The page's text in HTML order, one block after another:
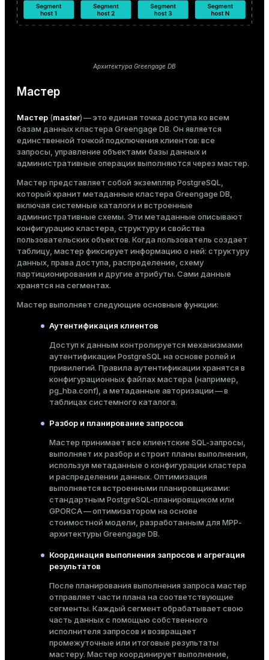
Отказоустойчивость
Сбой выводит из строя отдельные узлы
на всю систему
Стоимость оборудования
стоимость кластера растет линейно с
количеством узлов
Для масштабирования требуется дорогое
оборудование
Архитектура Greengage DB
Мастер
Мастер (master) — это единая точка доступа ко всем
базам данных кластера Greengage DB. Он является
единственной точкой подключения клиентов: все
запросы, управление объектами базы данных и
административные операции выполняются через мастер.
Мастер представляет собой экземпляр PostgreSQL,
который хранит метаданные кластера Greengage DB,
включая системные каталоги и встроенные
административные схемы. Эти метаданные описывают
конфигурацию кластера, структуру и свойства
пользовательских объектов. Когда пользователь создает
таблицу, мастер фиксирует информацию о ней: структуру
данных, права доступа, распределение, схему
партиционирования и другие атрибуты. Сами данные
хранятся на сегментах.
Мастер выполняет следующие основные функции:
Аутентификация клиентов
Доступ к данным контролируется механизмами
аутентификации PostgreSQL на основе ролей и
привилегий. Правила аутентификации хранятся в
конфигурационных файлах мастера (например,
pg_hba.conf), а метаданные авторизации — в
таблицах системного каталога.
Разбор и планирование запросов
Мастер принимает все клиентские SQL-запросы,
выполняет их разбор и строит планы выполнения,
используя метаданные о конфигурации кластера
и распределении данных. Оптимизация
выполняется встроенными планировщиками:
стандартным PostgreSQL-планировщиком или
GPORCA — оптимизатором на основе
стоимостной модели, разработанным для MPP-
архитектуры Greengage DB.
Координация выполнения запросов и агрегация
результатов
После планирования выполнения запроса мастер
отправляет части плана на соответствующие
сегменты. Каждый сегмент обрабатывает свою
часть данных с помощью собственного
исполнителя запросов и возвращает
промежуточные или итоговые результаты
мастеру. Мастер координирует выполнение,